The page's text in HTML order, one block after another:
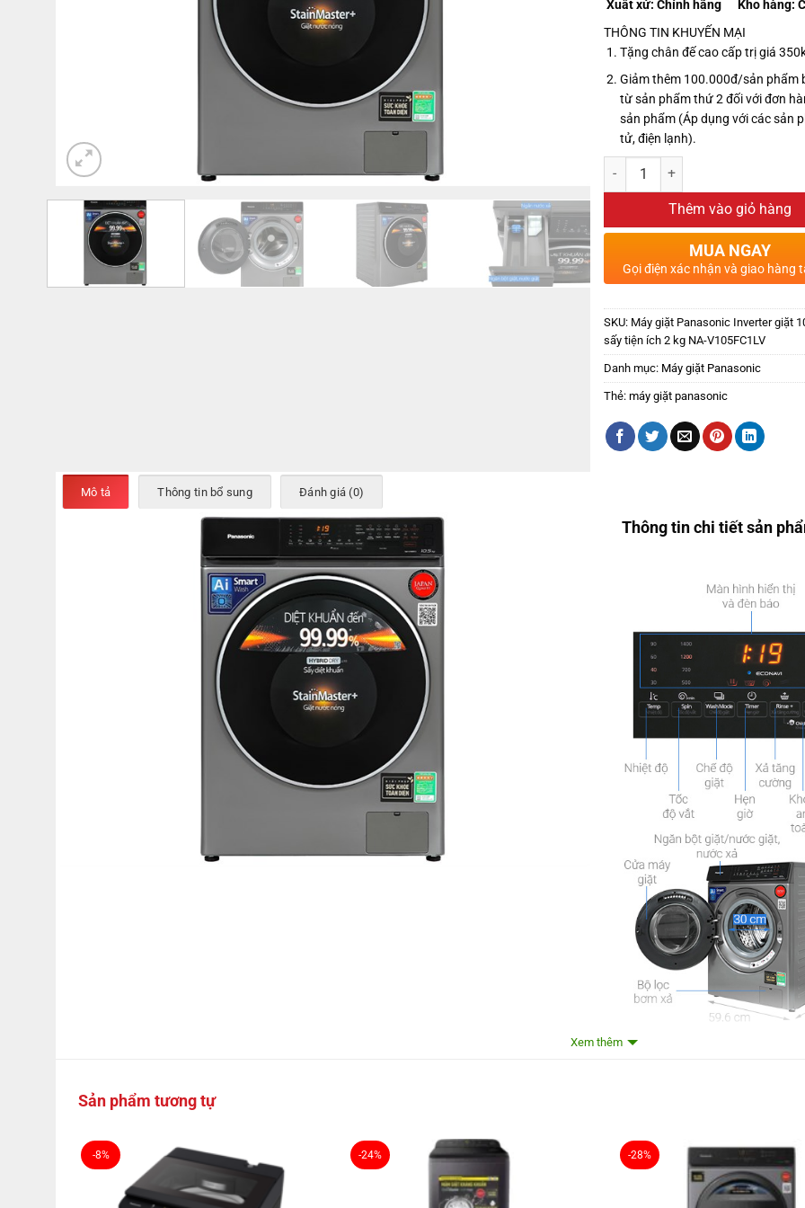
Xuất xứ: Chính hãng
Kho hàng:
THÔNG TIN KHUYẾN MẠI
Tặng chân đế cao cấp trị giá
Giảm thêm 100.000đ/sản phẩm
từ sản phẩm thứ 2 đối với đơn
sản phẩm (Áp dụng với các sản
tử, điện lạnh).
Thêm vào giỏ hàng
MUA NGAY
Gọi điện xác nhận và giao hàng
SKU: Máy giặt Panasonic Inverter giặt
sấy tiện ích 2 kg NA-V105FC1LV
Danh mục: Máy giặt Panasonic
Thẻ: máy giặt panasonic
Mô tả Thông tin bổ sung Đánh giá (0)
Thông tin chi tiết sản
Tổng quan
Lồng ngang
Khối lượng giặt:
Giặt 10.5 Kg – Sấy tiện ích 2 Kg
Xem thêm
Sản phẩm tương tự
-8% -24% -28%